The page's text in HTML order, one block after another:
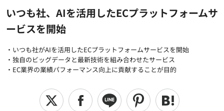
いつも社、AIを活用したECプラットフォームサ
ービスを開始
・いつも社がAIを活用したECプラットフォームサービスを開始
・独自のビッグデータと最新技術を組み合わせたサービス
・EC業界の業績パフォーマンス向上に貢献することが目的